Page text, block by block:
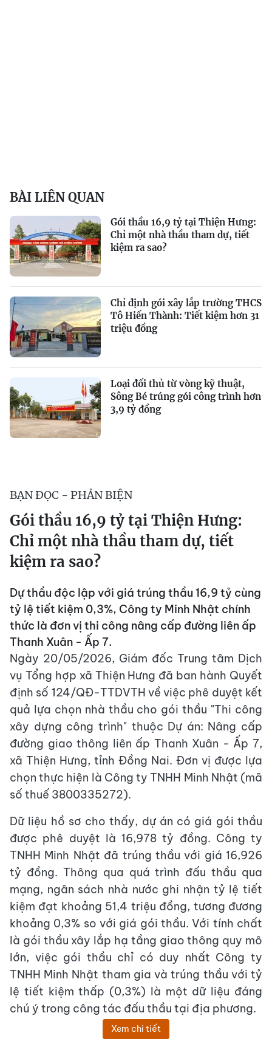
BÀI LIÊN QUAN
Gói thầu 16,9 tỷ tại Thiện Hưng:
Chỉ một nhà thầu tham dự, tiết
kiệm ra sao?
Chỉ định gói xây lắp trường THCS
Tô Hiến Thành: Tiết kiệm hơn 31
triệu đồng
Loại đối thủ từ vòng kỹ thuật,
Sông Bé trúng gói công trình hơn
3,9 tỷ đồng
BẠN ĐỌC - PHẢN BIỆN
Gói thầu 16,9 tỷ tại Thiện Hưng:
Chỉ một nhà thầu tham dự, tiết
kiệm ra sao?
Dự thầu độc lập với giá trúng thầu 16,9 tỷ cùng
tỷ lệ tiết kiệm 0,3%, Công ty Minh Nhật chính
thức là đơn vị thi công nâng cấp đường liên ấp
Thanh Xuân - Ấp 7.
Ngày 20/05/2026, Giám đốc Trung tâm Dịch
vụ Tổng hợp xã Thiện Hưng đã ban hành Quyết
định số 124/QĐ-TTDVTH về việc phê duyệt kết
quả lựa chọn nhà thầu cho gói thầu "Thi công
xây dựng công trình" thuộc Dự án: Nâng cấp
đường giao thông liên ấp Thanh Xuân - Ấp 7,
xã Thiện Hưng, tỉnh Đồng Nai. Đơn vị được lựa
chọn thực hiện là Công ty TNHH Minh Nhật (mã
số thuế 3800335272).
Dữ liệu hồ sơ cho thấy, dự án có giá gói thầu
được phê duyệt là 16,978 tỷ đồng. Công ty
TNHH Minh Nhật đã trúng thầu với giá 16,926
tỷ đồng. Thông qua quá trình đấu thầu qua
mạng, ngân sách nhà nước ghi nhận tỷ lệ tiết
kiệm đạt khoảng 51,4 triệu đồng, tương đương
khoảng 0,3% so với giá gói thầu. Với tính chất
là gói thầu xây lắp hạ tầng giao thông quy mô
lớn, việc gói thầu chỉ có duy nhất Công ty
TNHH Minh Nhật tham gia và trúng thầu với tỷ
lệ tiết kiệm thấp (0,3%) là một dữ liệu đáng
chú ý trong công tác đấu thầu tại địa phương.
Xem chi tiết